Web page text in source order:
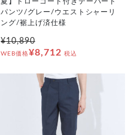
パンツ/グレー/ウエストシャーリ
ング/裾上げ済仕様
¥10,890
WEB価格¥8,712 税込